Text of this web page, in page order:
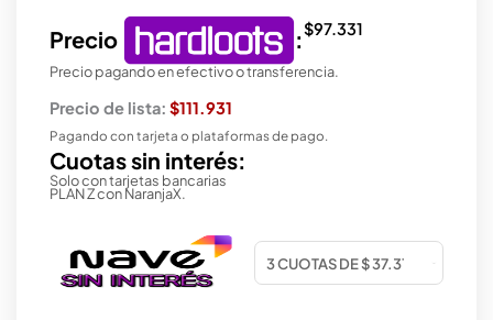
Precio :$97.331
Precio pagando en efectivo o transferencia.
Precio de lista: $111.931
Pagando con tarjeta o plataformas de pago.
Cuotas sin interés:
Solo con tarjetas bancarias
PLAN Z con NaranjaX.